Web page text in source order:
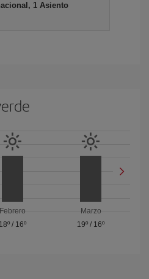
1 Asiento
Febrero
18º/ 16º
Marzo
19º / 16º